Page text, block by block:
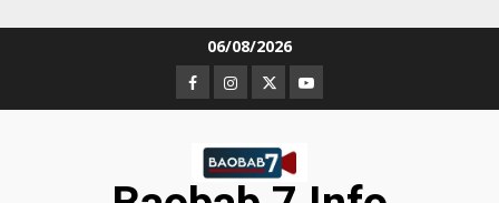
06/08/2026
Facebook
Instagram
TwitterYoutube